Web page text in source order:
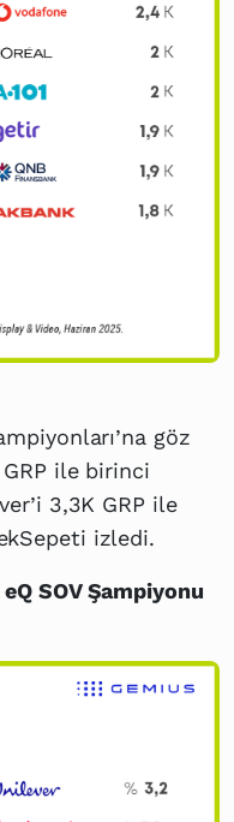
göz
GRP ile birinci
3,3K GRP ile
izledi.
SOV Şampiyonu